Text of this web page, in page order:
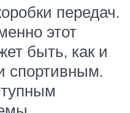
передач.
этот
быть, как и
спортивным.